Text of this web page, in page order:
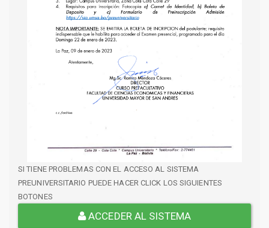
SI TIENE PROBLEMAS CON EL ACCESO AL SISTEMA
PREUNIVERSITARIO PUEDE HACER CLICK LOS SIGUIENTES
BOTONES
ACCEDER AL SISTEMA